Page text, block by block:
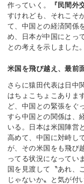
作っていく。
『民間外
すけれども、それこそ
て、中国との経済関係
め、日本が中国にとっ
との考えを示しました。
米国を飛び越え、最前
さらに猿田代表は日中
はちょこちょこありま
ど、中国との緊張をぐ
すら中国との関係は、
いる。日本は米国陣営
高めて、中国に対峙し
が、その米国をも飛び
ってる状況になってい
国を見渡して〝あれ、
じゃないか〟と気が付